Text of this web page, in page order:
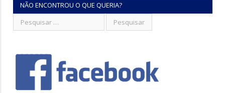
NÃO ENCONTROU O QUE QUERIA?